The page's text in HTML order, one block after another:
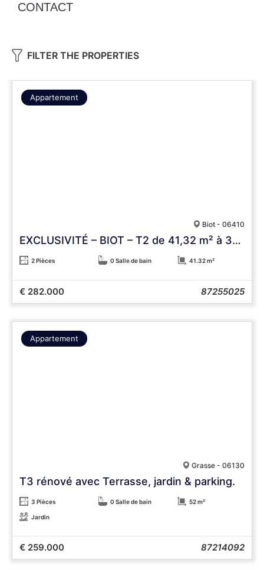
CONTACT
FILTER THE PROPERTIES
Appartement
Biot - 06410
EXCLUSIVITÉ – BIOT – T2 de 41,32 m² à 300 m de la Mouratoglou Academy – Terrasse & vue dégagée
2 Pièces 0 Salle de bain 41.32 m²
€ 282.000 87255025
Appartement
Grasse - 06130
T3 rénové avec Terrasse, jardin & parking.
3 Pièces 0 Salle de bain 52 m²
Jardin
€ 259.000 87214092